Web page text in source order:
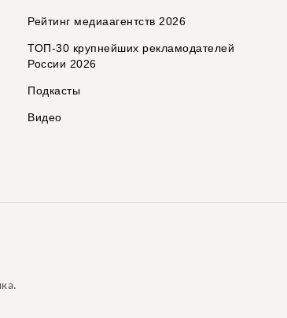
Рейтинг медиаагентств 2026
ТОП-30 крупнейших рекламодателей
России 2026
Подкасты
Видео